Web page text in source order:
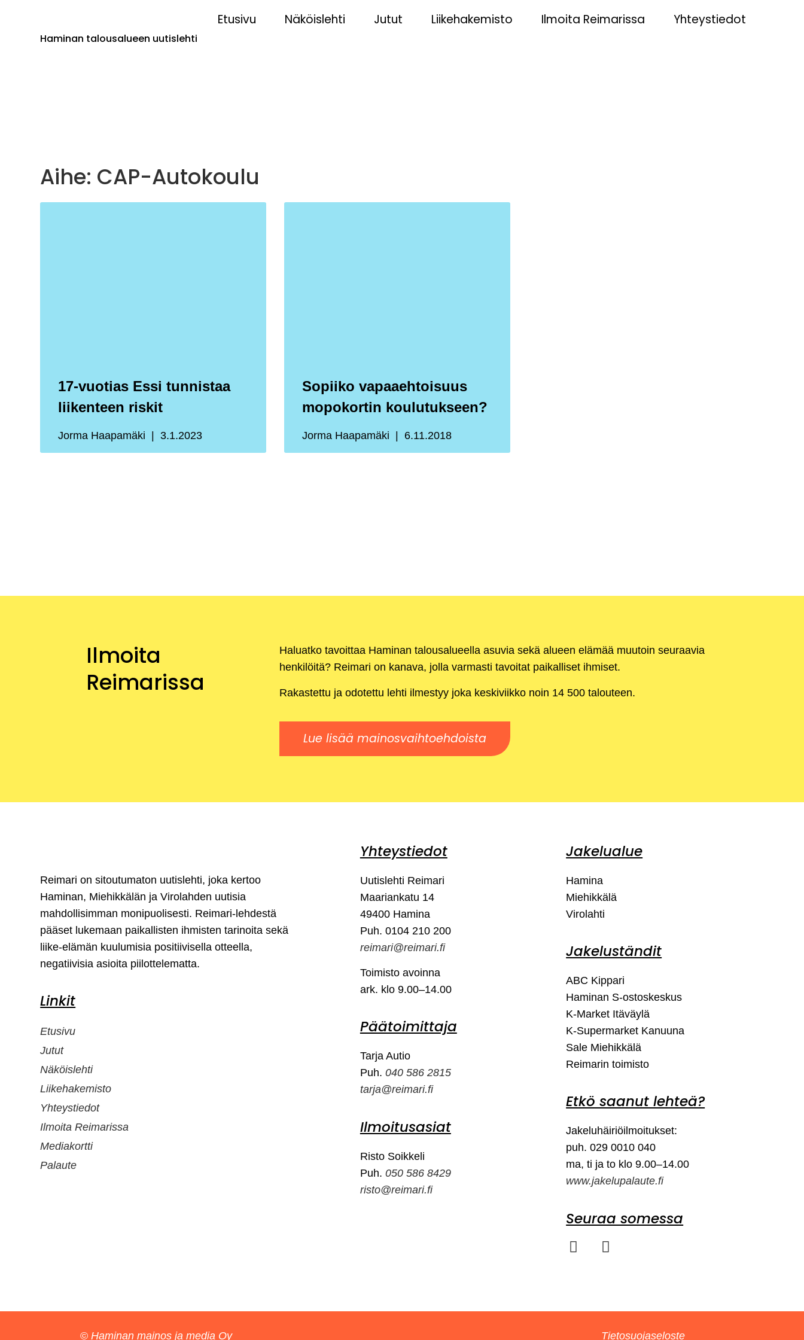
Haminan talousalueen uutislehti
Etusivu Näköislehti Jutut Liikehakemisto Ilmoita Reimarissa Yhteystiedot
Aihe: CAP-Autokoulu
17-vuotias Essi tunnistaa
liikenteen riskit
Jorma Haapamäki 3.1.2023
Sopiiko vapaaehtoisuus
mopokortin koulutukseen?
Jorma Haapamäki 6.11.2018
Ilmoita
Reimarissa
Haluatko tavoittaa Haminan talousalueella asuvia sekä alueen elämää muutoin seuraavia
henkilöitä? Reimari on kanava, jolla varmasti tavoitat paikalliset ihmiset.
Rakastettu ja odotettu lehti ilmestyy joka keskiviikko noin 14 500 talouteen.
Lue lisää mainosvaihtoehdoista
Reimari on sitoutumaton uutislehti, joka kertoo
Haminan, Miehikkälän ja Virolahden uutisia
mahdollisimman monipuolisesti. Reimari-lehdestä
pääset lukemaan paikallisten ihmisten tarinoita sekä
liike-elämän kuulumisia positiivisella otteella,
negatiivisia asioita piilottelematta.
Linkit
Etusivu
Jutut
Näköislehti
Liikehakemisto
Yhteystiedot
Ilmoita Reimarissa
Mediakortti
Palaute
Yhteystiedot
Uutislehti Reimari
Maariankatu 14
49400 Hamina
Puh. 0104 210 200
reimari@reimari.fi
Toimisto avoinna
ark. klo 9.00–14.00
Päätoimittaja
Tarja Autio
Puh. 040 586 2815
tarja@reimari.fi
Ilmoitusasiat
Risto Soikkeli
Puh. 050 586 8429
risto@reimari.fi
Jakelualue
Hamina
Miehikkälä
Virolahti
Jakeluständit
ABC Kippari
Haminan S-ostoskeskus
K-Market Itäväylä
K-Supermarket Kanuuna
Sale Miehikkälä
Reimarin toimisto
Etkö saanut lehteä?
Jakeluhäiriöilmoitukset:
puh. 029 0010 040
ma, ti ja to klo 9.00–14.00
www.jakelupalaute.fi
Seuraa somessa
©Haminan mainos ja media Oy Tietosuojaseloste